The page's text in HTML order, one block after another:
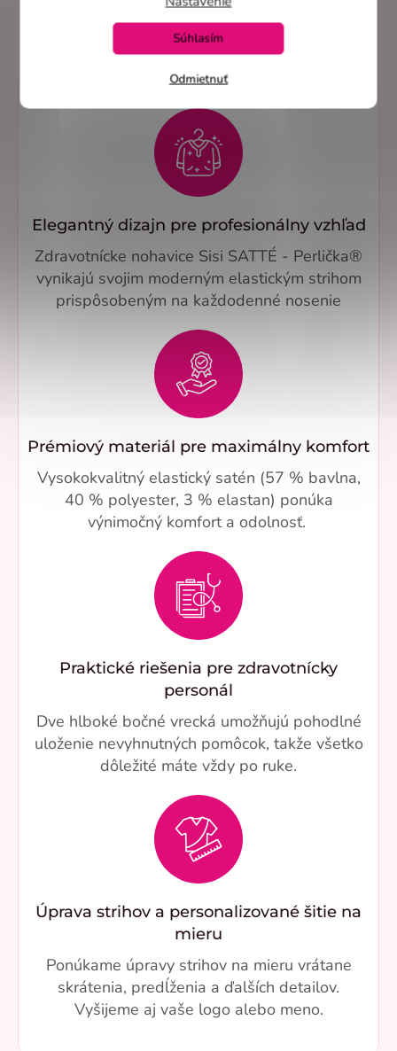
Odmietnuť
Súhlasím
Elegantný dizajn pre profesionálny vzhľad
Zdravotnícke nohavice Sisi SATTÉ - Perlička®
vynikajú svojim moderným elastickým strihom
prispôsobeným na každodenné nosenie
Prémiový materiál pre maximálny komfort
Vysokokvalitný elastický satén (57 % bavlna,
40 % polyester, 3 % elastan) ponúka
výnimočný komfort a odolnosť.
Praktické riešenia pre zdravotnícky
personál
Dve hlboké bočné vrecká umožňujú pohodlné
uloženie nevyhnutných pomôcok, takže všetko
dôležité máte vždy po ruke.
Úprava strihov a personalizované šitie na
mieru
Ponúkame úpravy strihov na mieru vrátane
skrátenia, predĺženia a ďalších detailov.
Vyšijeme aj vaše logo alebo meno.